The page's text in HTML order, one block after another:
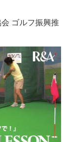
ゴルフ振興推